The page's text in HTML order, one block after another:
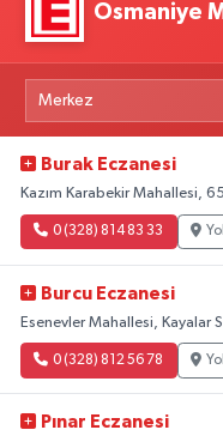
Osmaniye
Burak Eczanesi
Kazım Karabekir Mahallesi,
0 (328) 814 83 33
Burcu Eczanesi
Esenevler Mahallesi, Kayalar
0 (328) 812 56 78
Pınar Eczanesi